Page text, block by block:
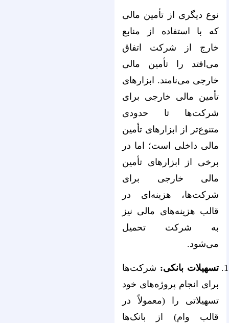
نوع دیگری از تأمین مالی
که با استفاده از منابع
خارج از شرکت اتفاق
می‌‌‌‌‌‌‌‌‌‌‌‌‌‌‌‌‌‌‌‌‌‌‌‌‌‌‌‌‌‌‌‌‌‌‌‌‌‌‌‌‌‌‌‌‌‌‌‌‌‌‌‌‌‌‌‌‌‌‌‌‌‌‌‌افتد را تأمین مالی
خارجی می‌‌‌‌‌‌‌‌‌‌‌‌‌‌‌‌‌‌‌‌‌‌‌‌‌‌‌‌‌‌‌‌‌‌‌‌‌‌‌‌‌‌‌‌‌‌‌‌‌‌‌‌‌‌‌‌‌‌‌‌‌‌‌‌نامند. ابزارهای
تأمین مالی خارجی برای
شرکت‌‌‌‌‌‌‌‌‌‌‌‌‌‌‌‌‌‌‌‌‌‌‌‌‌‌‌‌‌‌‌‌‌‌‌‌‌‌‌‌‌‌‌‌‌‌‌‌‌‌‌‌‌‌‌‌‌‌‌‌‌‌‌‌ها تا حدودی
متنوع‌‌‌‌‌‌‌‌‌‌‌‌‌‌‌‌‌‌‌‌‌‌‌‌‌‌‌‌‌‌‌‌‌‌‌‌‌‌‌‌‌‌‌‌‌‌‌‌‌‌‌‌‌‌‌‌‌‌‌‌‌‌‌‌تر از ابزارهای تأمین
مالی داخلی است؛ اما در
برخی از ابزارهای تأمین
مالی خارجی برای
شرکت‌‌‌‌‌‌‌‌‌‌‌‌‌‌‌‌‌‌‌‌‌‌‌‌‌‌‌‌‌‌‌‌‌‌‌‌‌‌‌‌‌‌‌‌‌‌‌‌‌‌‌‌‌‌‌‌‌‌‌‌‌‌‌‌ها، هزینه‌‌‌‌‌‌‌‌‌‌‌‌‌‌‌‌‌‌‌‌‌‌‌‌‌‌‌‌‌‌‌‌‌‌‌‌‌‌‌‌‌‌‌‌‌‌‌‌‌‌‌‌‌‌‌‌‌‌‌‌‌‌‌‌ای در
قالب هزینه‌‌‌‌‌‌‌‌‌‌‌‌‌‌‌‌‌‌‌‌‌‌‌‌‌‌‌‌‌‌‌‌‌‌‌‌‌‌‌‌‌‌‌‌‌‌‌‌‌‌‌‌‌‌‌‌‌‌‌‌‌‌‌‌های مالی نیز
به شرکت تحمیل
می‌‌‌‌‌‌‌‌‌‌‌‌‌‌‌‌‌‌‌‌‌‌‌‌‌‌‌‌‌‌‌‌‌‌‌‌‌‌‌‌‌‌‌‌‌‌‌‌‌‌‌‌‌‌‌‌‌‌‌‌‌‌‌‌شود.
تسهیلات بانکی: شرکت‌ها
برای انجام پروژه‌های خود
تسهیلاتی را (معمولاً در
قالب وام) از بانک‌ها